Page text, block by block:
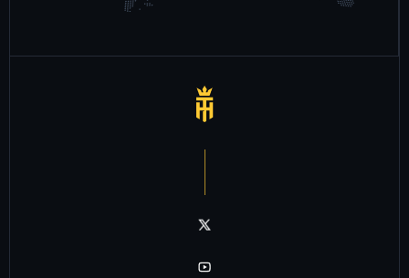
Notre chaîne twitter
Notre chaîne youtube